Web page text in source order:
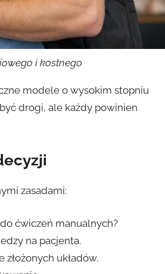
i kostnego
modele o wysokim stopniu
drogi, ale każdy powinien
zasadami:
ćwiczeń manualnych?
na pacjenta.
układów.